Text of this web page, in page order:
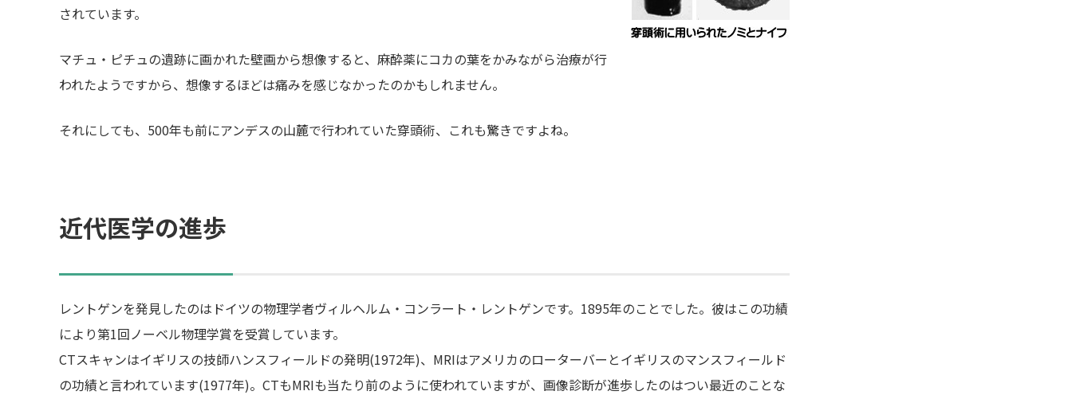
されています。
マチュ・ピチュの遺跡に画かれた壁画から想像すると、麻酔薬にコカの葉をかみながら治療が行
われたようですから、想像するほどは痛みを感じなかったのかもしれません。
それにしても、500年も前にアンデスの山麓で行われていた穿頭術、これも驚きですよね。
近代医学の進歩
レントゲンを発見したのはドイツの物理学者ヴィルヘルム・コンラート・レントゲンです。1895年のことでした。彼はこの功績
により第1回ノーベル物理学賞を受賞しています。
CTスキャンはイギリスの技師ハンスフィールドの発明(1972年)、MRIはアメリカのローターバーとイギリスのマンスフィールド
の功績と言われています(1977年)。CTもMRIも当たり前のように使われていますが、画像診断が進歩したのはつい最近のことな